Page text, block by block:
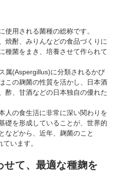
使用される菌種の総称です。
焼酎、みりんなどの食品づくりに
種菌をまき、培養させて作られて
属(Aspergillus)に分類されるかび
この麹菌の性質を活かし、日本酒
酢、甘酒などの日本独自の優れた
人の食生活に非常に深い関わりを
礎を形成していることが、世界的
などから、近年、麹菌のこと
います。
て、最適な種麹を